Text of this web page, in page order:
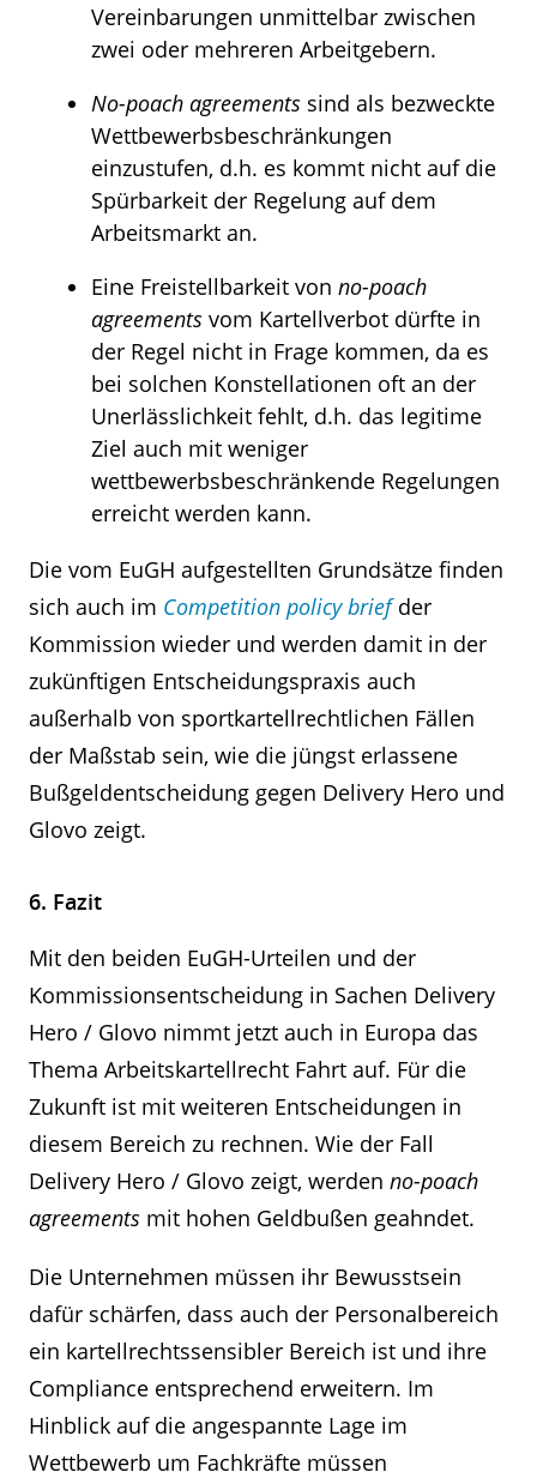
Vereinbarungen unmittelbar zwischen
zwei oder mehreren Arbeitgebern.
No-poach agreements sind als bezweckte
Wettbewerbsbeschränkungen
einzustufen, d.h. es kommt nicht auf die
Spürbarkeit der Regelung auf dem
Arbeitsmarkt an.
Eine Freistellbarkeit von no-poach
agreements vom Kartellverbot dürfte in
der Regel nicht in Frage kommen, da es
bei solchen Konstellationen oft an der
Unerlässlichkeit fehlt, d.h. das legitime
Ziel auch mit weniger
wettbewerbsbeschränkende Regelungen
erreicht werden kann.
Die vom EuGH aufgestellten Grundsätze finden
sich auch im Competition policy brief der
Kommission wieder und werden damit in der
zukünftigen Entscheidungspraxis auch
außerhalb von sportkartellrechtlichen Fällen
der Maßstab sein, wie die jüngst erlassene
Bußgeldentscheidung gegen Delivery Hero und
Glovo zeigt.
6. Fazit
Mit den beiden EuGH-Urteilen und der
Kommissionsentscheidung in Sachen Delivery
Hero / Glovo nimmt jetzt auch in Europa das
Thema Arbeitskartellrecht Fahrt auf. Für die
Zukunft ist mit weiteren Entscheidungen in
diesem Bereich zu rechnen. Wie der Fall
Delivery Hero / Glovo zeigt, werden no-poach
agreements mit hohen Geldbußen geahndet.
Die Unternehmen müssen ihr Bewusstsein
dafür schärfen, dass auch der Personalbereich
ein kartellrechtssensibler Bereich ist und ihre
Compliance entsprechend erweitern. Im
Hinblick auf die angespannte Lage im
Wettbewerb um Fachkräfte müssen